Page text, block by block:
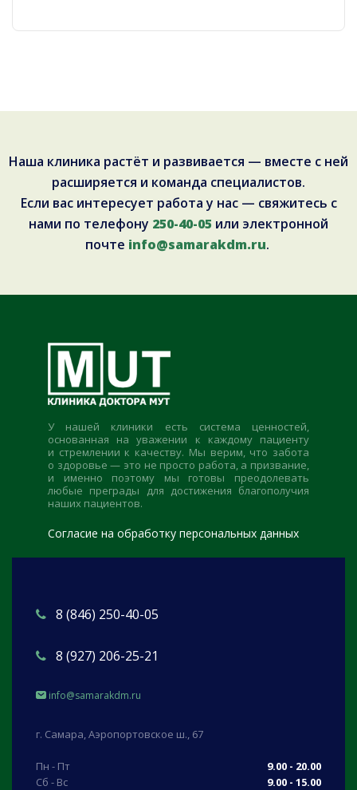
Наша клиника растёт и развивается — вместе с ней
расширяется и команда специалистов.
Если вас интересует работа у нас — свяжитесь с
нами по телефону 250-40-05 или электронной
почте info@samarakdm.ru.
У нашей клиники есть система ценностей,
основанная на уважении к каждому пациенту
и стремлении к качеству. Мы верим, что забота
о здоровье — это не просто работа, а призвание,
и именно поэтому мы готовы преодолевать
любые преграды для достижения благополучия
наших пациентов.
Согласие на обработку персональных данных
8 (846) 250-40-05
8 (927) 206-25-21
info@samarakdm.ru
г. Самара, Аэропортовское ш., 67
Пн - Пт
9.00 - 20.00
Сб - Вс
9.00 - 15.00